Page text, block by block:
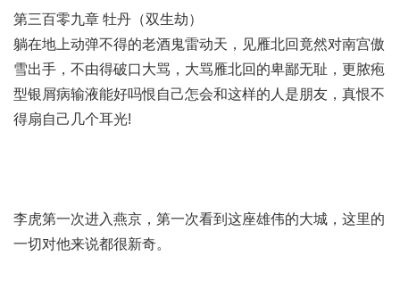
第三百零九章 牡丹（双生劫）
躺在地上动弹不得的老酒鬼雷动天，见雁北回竟然对南宫傲
雪出手，不由得破口大骂，大骂雁北回的卑鄙无耻，更脓疱
型银屑病输液能好吗恨自己怎会和这样的人是朋友，真恨不
得扇自己几个耳光!
李虎第一次进入燕京，第一次看到这座雄伟的大城，这里的
一切对他来说都很新奇。